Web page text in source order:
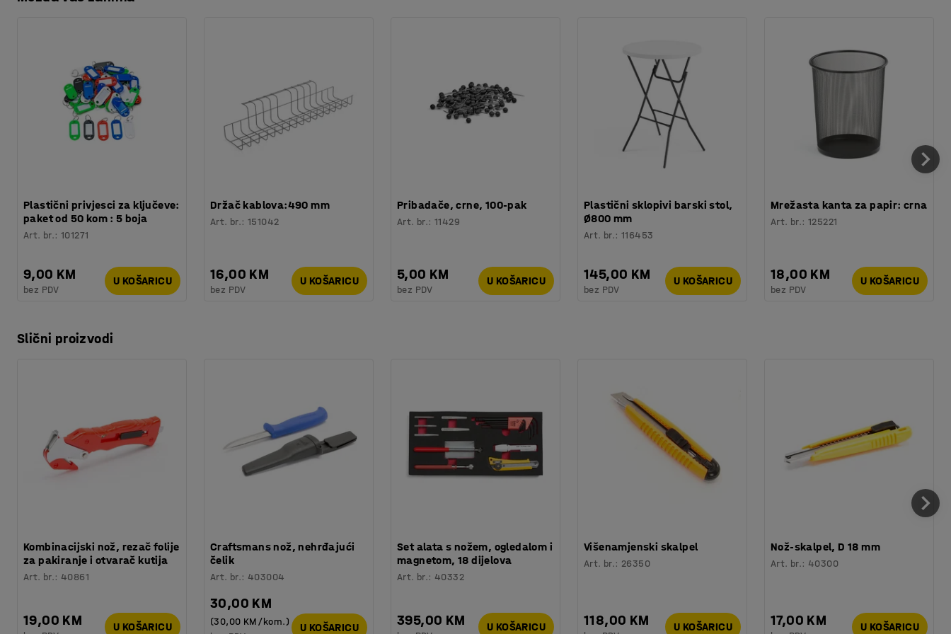
Težina : 0,13 kg
Plastični privjesci za ključeve:
paket od 50 kom : 5 boja
Art. br.:101271
9,00 KM
bez PDV
U KOŠARICU
Držač kablova:490 mm
Art. br.:151042
16,00 KM
bez PDV
U KOŠARICU
Pribadače, crne, 100-pak
Art. br.:11429
5,00 KM
bez PDV
U KOŠARICU
Plastični sklopivi barski stol,
Ø800 mm
Art. br.:116453
145,00 KM
bez PDV
U KOŠARICU
Mrežasta kanta za papir: crna
Art. br.:125221
18,00 KM
bez PDV
U KOŠARICU
Slični proizvodi
Kombinacijski nož, rezač folije
za pakiranje i otvarač kutija
Art. br.: 40861
19,00 KM U KOŠARICU
Craftsmans nož, nehrđajući
čelik
Art. br.: 403004
30,00 KM
(30,00 KM/kom.)
U KOŠARICU
Set alata s nožem, ogledalom i
magnetom, 18 dijelova
Art. br.: 40332
395,00 KM U KOŠARICU
Višenamjenski skalpel
Art. br.: 26350
118,00 KM U KOŠARICU
Nož-skalpel, D 18 mm
Art. br.: 40300
17,00 KM U KOŠARICU